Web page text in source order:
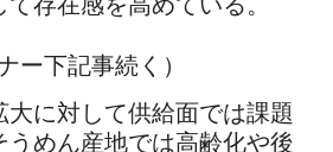
ー下記事続く）
に対して供給面では課題
うめん産地では高齢化や後